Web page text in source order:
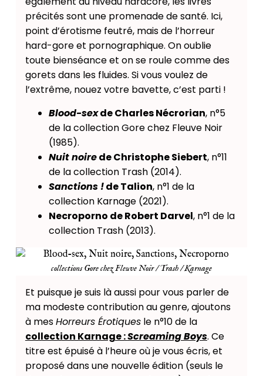
précités sont une promenade de santé. Ici,
point d’érotisme feutré, mais de l’horreur
hard-gore et pornographique. On oublie
toute bienséance et on se roule comme des
gorets dans les fluides. Si vous voulez de
l’extrême, nouez votre bavette, c’est parti !
Blood-sexde Charles Nécrorian, n°5
de la collection Gore chez Fleuve Noir
(1985).
Nuit noirede Christophe Siebert, n°11
de la collection Trash (2014).
Sanctions !de Talion, n°1 de la
collection Karnage (2021).
Necroporno de Robert Darvel, n°1 de la
collection Trash (2013).
collections Gore chez Fleuve Noir / Trash / Karnage
Et puisque je suis là aussi pour vous parler de
ma modeste contribution au genre, ajoutons
à mesHorreurs Érotiquesle n°10 de la
collection Karnage :Screaming Boys. Ce
titre est épuisé à l’heure où je vous écris, et
proposé dans une nouvelle édition (seuls le